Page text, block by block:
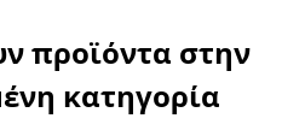
προϊόντα στην
κατηγορία